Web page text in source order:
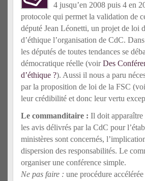
4 jusqu’en 2008 puis 4 en
protocole qui permet la validation de
député Jean Léonetti, un projet de loi
d’éthique l’organisation de CdC.
les députés de toutes tendances se
démocratique réelle (voirDes
d’éthique ?). Aussi il nous a paru
par la proposition de loi de la FSC
leur crédibilité et donc leur vertu
Le commanditaire : Il doit apparaître
les avis délivrés par la CdC pour
ministères sont concernés,
dispersion des responsabilités. Le
organiser une conférence simple.
Ne pas faire : une procédure